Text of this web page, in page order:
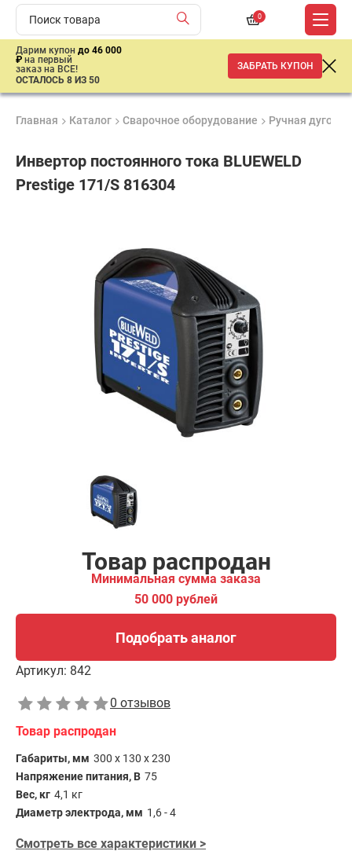
0
Дарим купон до 46 000
₽ на первый
заказ на ВСЕ!
ОСТАЛОСЬ 8 ИЗ 50
ЗАБРАТЬ КУПОН
Главная Каталог Сварочное оборудование Ручная
Инвертор постоянного тока BLUEWELD
Prestige 171/S 816304
Товар распродан
Минимальная сумма заказа
50 000 рублей
Подобрать аналог
Артикул: 842
0 отзывов
Товар распродан
Габариты, мм 300 х 130 х 230
Напряжение питания, В 75
Вес, кг 4,1 кг
Диаметр электрода, мм 1,6 - 4
Смотреть все характеристики >
Подобрать аналог